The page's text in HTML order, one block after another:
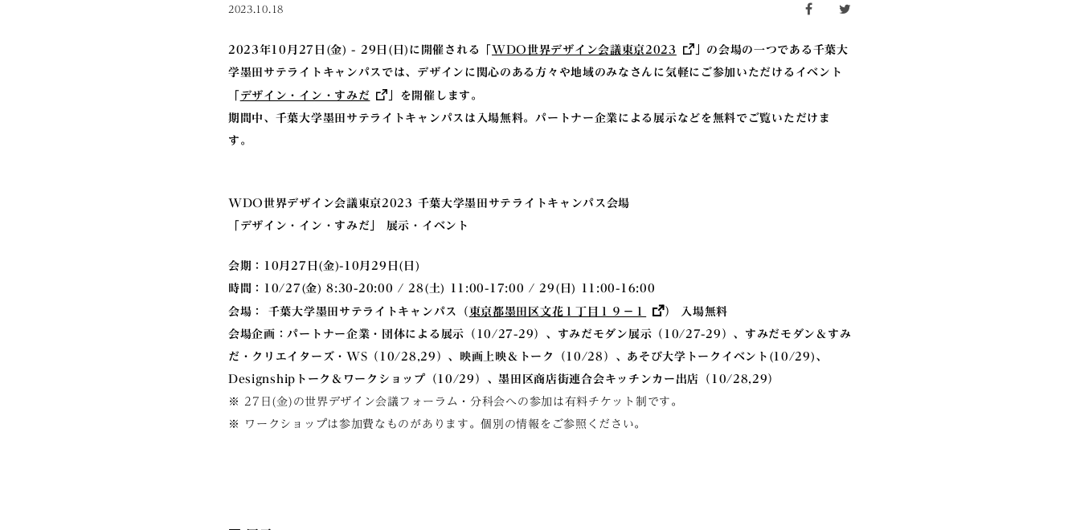
2023.10.18 facebook
2023年10月27日(金) - 29日(日)に開催される「 WDO世界デザイン会議東京2023
」の会場の一つである千葉大
学墨田サテライトキャンパスでは、デザインに関心のある方々や地域のみなさんに気軽にご参加いただけるイベント
デザイン・イン・すみだ
」を開催します。
期間中、千葉大学墨田サテライトキャンパスは入場無料。パートナー企業による展示などを無料でご覧いただけま
す。
WDO世界デザイン会議東京2023 千葉大学墨田サテライトキャンパス会場
「デザイン・イン・すみだ」 展示・イベント
会期：10月27日(金)-10月29日(日)
時間：10/27(金) 8:30-20:00 / 28(土) 11:00-17:00 / 29(日) 11:00-16:00
会場： 千葉大学墨田サテライトキャンパス（ 東京都墨田区文花１丁目１９−１
） 入場無料
会場企画：パートナー企業・団体による展示（10/27-29）、すみだモダン展示（10/27-29）、すみだモダン＆すみ
だ・クリエイターズ・WS（10/28,29）、映画上映＆トーク（10/28）、あそび大学トークイベント(10/29)、
Designshipトーク＆ワークショップ（10/29）、墨田区商店街連合会キッチンカー出店（10/28,29）
※ 27日(金)の世界デザイン会議フォーラム・分科会への参加は有料チケット制です。
※ ワークショップは参加費なものがあります。個別の情報をご参照ください。